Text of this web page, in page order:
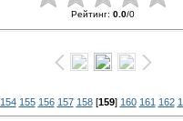
Рейтинг: 0.0/0
154 155 156 157 158[159] 160 161 162